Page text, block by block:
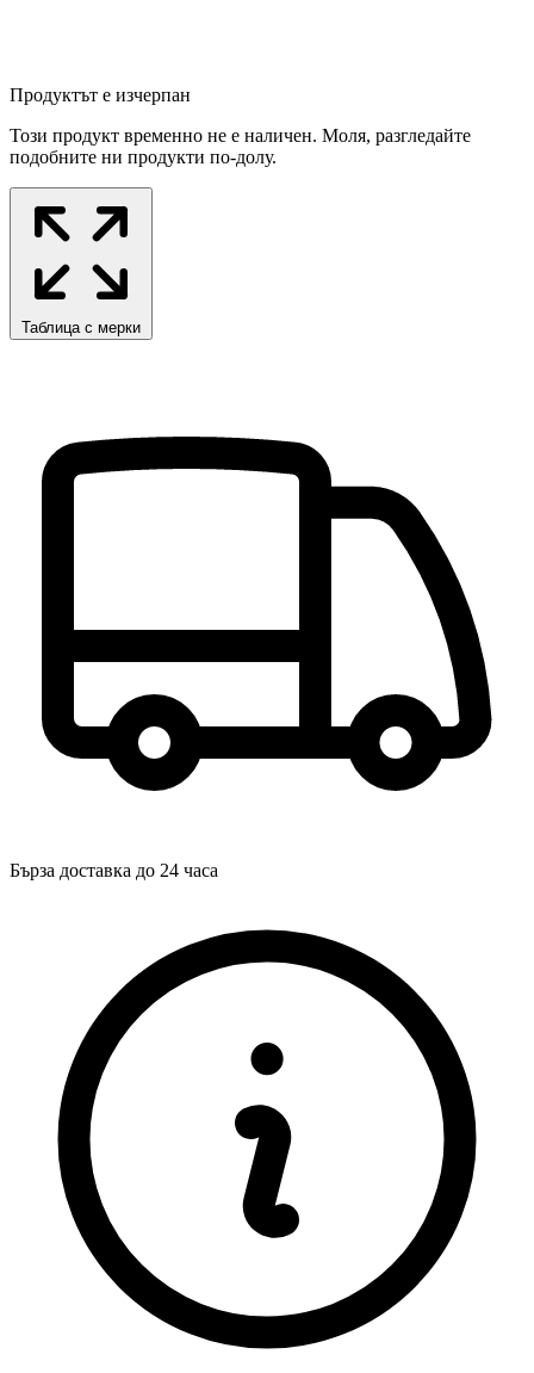
Продуктът е изчерпан
Този продукт временно не е наличен. Моля, разгледайте
подобните ни продукти по-долу.
Таблица с мерки
Бърза доставка до 24 часа